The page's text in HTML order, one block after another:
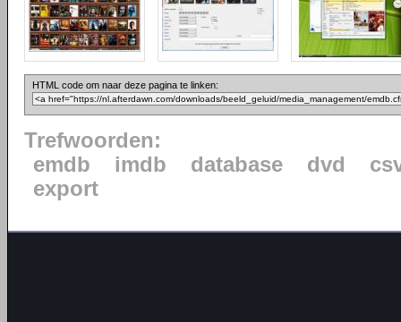
HTML code om naar deze pagina te linken:
Trefwoorden:
emdb
imdb database dvd
export